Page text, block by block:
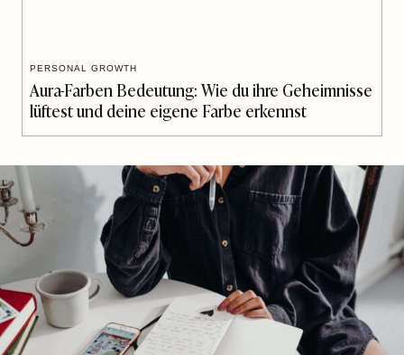
PERSONAL GROWTH
Aura-Farben Bedeutung: Wie du ihre Geheimnisse
lüftest und deine eigene Farbe erkennst